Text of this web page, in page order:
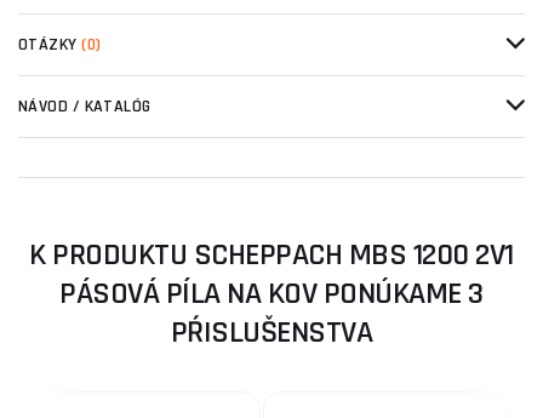
OTÁZKY(0)
NÁVOD / KATALÓG
K PRODUKTU SCHEPPACH MBS 1200 2V1
PÁSOVÁ PÍLA NA KOV PONÚKAME 3
PŔISLUŠENSTVA